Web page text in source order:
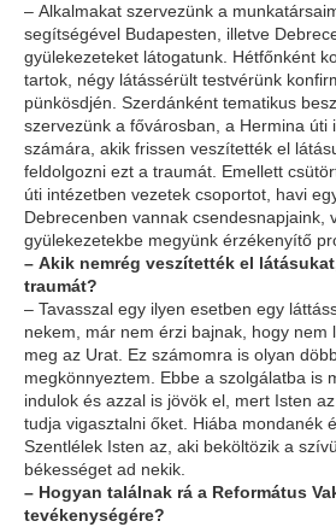
– Alkalmakat szervezünk a
segítségével Budapesten, illetve
gyülekezeteket látogatunk. Hétfőnként
tartok, négy látássérült testvérünk
pünkösdjén. Szerdánként tematikus
szervezünk a fővárosban, a Hermina úti
számára, akik frissen veszítették el
feldolgozni ezt a traumát. Emellett
úti intézetben vezetek csoportot, havi
Debrecenben vannak csendesnapjaink,
gyülekezetekbe megyünk érzékenyítő
– Akik nemrég veszítették el
traumát?
– Tavasszal egy ilyen esetben egy
nekem, már nem érzi bajnak, hogy nem
meg az Urat. Ez számomra is olyan
megkönnyeztem. Ebbe a szolgálatba is
indulok és azzal is jövök el, mert Isten
tudja vigasztalni őket. Hiába mondanék
Szentlélek Isten az, aki beköltözik a
békességet ad nekik.
– Hogyan találnak rá a Református
tevékenységére?